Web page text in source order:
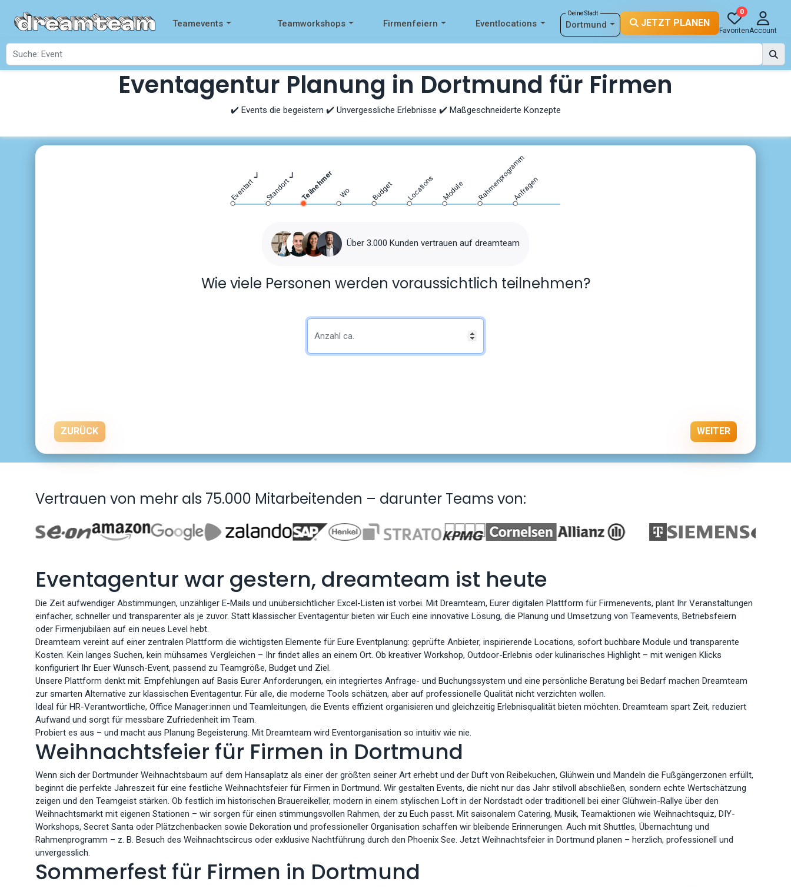
Teamevents Teamworkshops Firmenfeiern Eventlocations
Deine Stadt
Dortmund JETZT PLANEN
0
FavoritenAccount
Eventagentur Planung in Dortmund für Firmen
✔️ Events die begeistern ✔️ Unvergessliche Erlebnisse ✔️ Maßgeschneiderte Konzepte
Eventart Standort Teilnehmer Wo Budget Locations Module RahmenprogrammAnfragen
Über 3.000 Kunden vertrauen auf dreamteam
Wie viele Personen werden voraussichtlich teilnehmen?
ZURÜCK WEITER
Vertrauen von mehr als 75.000 Mitarbeitenden – darunter Teams von:
Eventagentur war gestern, dreamteam ist heute
Die Zeit aufwendiger Abstimmungen, unzähliger E-Mails und unübersichtlicher Excel-Listen ist vorbei. Mit Dreamteam, Eurer digitalen Plattform für Firmenevents, plant Ihr Veranstaltungen
einfacher, schneller und transparenter als je zuvor. Statt klassischer Eventagentur bieten wir Euch eine innovative Lösung, die Planung und Umsetzung von Teamevents, Betriebsfeiern
oder Firmenjubiläen auf ein neues Level hebt.
Dreamteam vereint auf einer zentralen Plattform die wichtigsten Elemente für Eure Eventplanung: geprüfte Anbieter, inspirierende Locations, sofort buchbare Module und transparente
Kosten. Kein langes Suchen, kein mühsames Vergleichen – Ihr findet alles an einem Ort. Ob kreativer Workshop, Outdoor-Erlebnis oder kulinarisches Highlight – mit wenigen Klicks
konfiguriert Ihr Euer Wunsch-Event, passend zu Teamgröße, Budget und Ziel.
Unsere Plattform denkt mit: Empfehlungen auf Basis Eurer Anforderungen, ein integriertes Anfrage- und Buchungssystem und eine persönliche Beratung bei Bedarf machen Dreamteam
zur smarten Alternative zur klassischen Eventagentur. Für alle, die moderne Tools schätzen, aber auf professionelle Qualität nicht verzichten wollen.
Ideal für HR-Verantwortliche, Office Manager:innen und Teamleitungen, die Events effizient organisieren und gleichzeitig Erlebnisqualität bieten möchten. Dreamteam spart Zeit, reduziert
Aufwand und sorgt für messbare Zufriedenheit im Team.
Probiert es aus – und macht aus Planung Begeisterung. Mit Dreamteam wird Eventorganisation so intuitiv wie nie.
Weihnachtsfeier für Firmen in Dortmund
Wenn sich der Dortmunder Weihnachtsbaum auf dem Hansaplatz als einer der größten seiner Art erhebt und der Duft von Reibekuchen, Glühwein und Mandeln die Fußgängerzonen erfüllt,
beginnt die perfekte Jahreszeit für eine festliche Weihnachtsfeier für Firmen in Dortmund. Wir gestalten Events, die nicht nur das Jahr stilvoll abschließen, sondern echte Wertschätzung
zeigen und den Teamgeist stärken. Ob festlich im historischen Brauereikeller, modern in einem stylischen Loft in der Nordstadt oder traditionell bei einer Glühwein-Rallye über den
Weihnachtsmarkt mit eigenen Stationen – wir sorgen für einen stimmungsvollen Rahmen, der zu Euch passt. Mit saisonalem Catering, Musik, Teamaktionen wie Weihnachtsquiz, DIY-
Workshops, Secret Santa oder Plätzchenbacken sowie Dekoration und professioneller Organisation schaffen wir bleibende Erinnerungen. Auch mit Shuttles, Übernachtung und
Rahmenprogramm – z. B. Besuch des Weihnachtscircus oder exklusive Nachtführung durch den Phoenix See. Jetzt Weihnachtsfeier in Dortmund planen – herzlich, professionell und
unvergesslich.
Sommerfest für Firmen in Dortmund